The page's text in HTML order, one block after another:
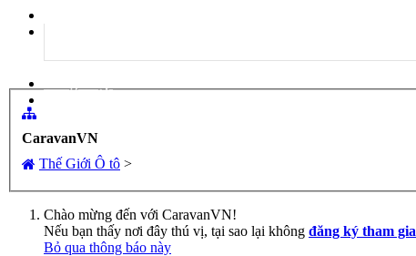
CaravanVN
Thế Giới Ô tô >
Chào mừng đến với CaravanVN!
Nếu bạn thấy nơi đây thú vị, tại sao lại không đăng ký tham gia
Bỏ qua thông báo này